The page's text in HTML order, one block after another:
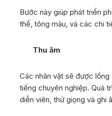
Bước này giúp phát triển
thể, tông màu, và các chi
Thu âm
Các nhân vật sẽ được
tiếng chuyên nghiệp. Quá
diễn viên, thử giọng và ghi